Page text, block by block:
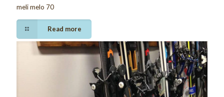
meli melo 70
Read more